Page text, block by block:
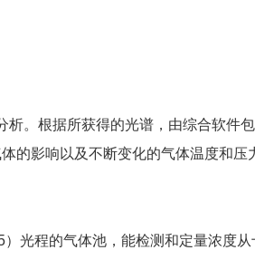
。根据所获得的光谱，由综合软件
的影响以及不断变化的气体温度和压
光程的气体池，能检测和定量浓度从